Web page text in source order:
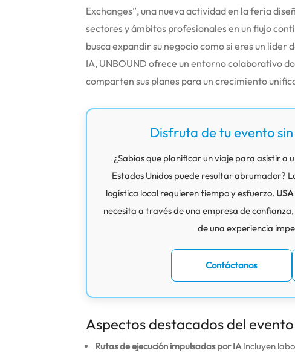
Exchanges”, una nueva actividad en la feria
sectores y ámbitos profesionales en un flujo
busca expandir su negocio como si eres un
IA, UNBOUND ofrece un entorno colaborativo
comparten sus planes para un crecimiento
Disfruta de tu evento
¿Sabías que planificar un viaje para asistir a
Estados Unidos puede resultar abrumador?
logística local requieren tiempo y esfuerzo.
necesita a través de una empresa de
de una experiencia
Contáctanos
Aspectos destacados del evento
Rutas de ejecución impulsadas por IAIncluyen